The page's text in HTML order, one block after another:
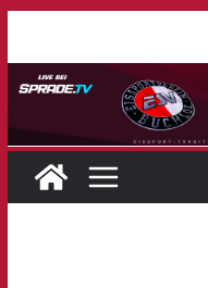
springen